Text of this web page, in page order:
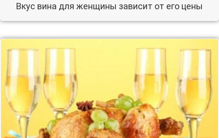
Вкус вина для женщины зависит от его цены